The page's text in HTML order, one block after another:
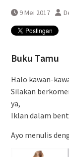
9 Mei 2017
Buku Tamu
Halo kawan-
Silakan
ya,
Iklan dalam
Ayo menulis